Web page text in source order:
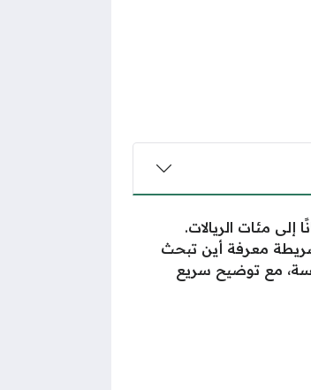
مئات الريالات.
معرفة أين تبحث
مع توضيح سريع